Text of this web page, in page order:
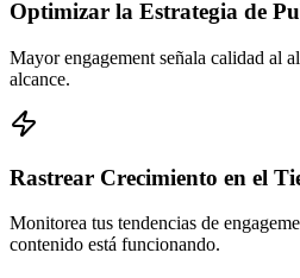
Optimizar la Estrategia de
Mayor engagement señala calidad al
alcance.
Rastrear Crecimiento en el
Monitorea tus tendencias de
contenido está funcionando.